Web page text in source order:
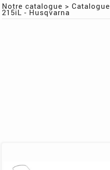
Notre catalogue >Catalogue
215iL - Husqvarna